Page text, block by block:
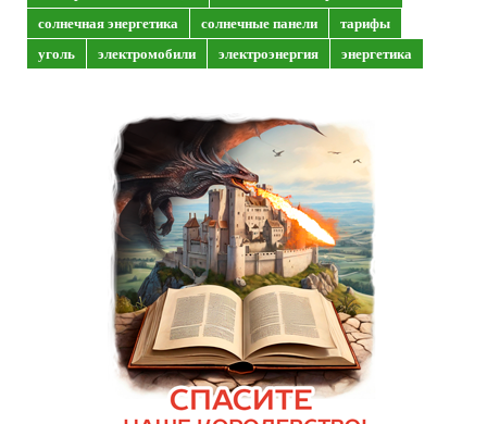
солнечная энергетика
солнечные панели
тарифы
уголь
электромобили электроэнергия энергетика